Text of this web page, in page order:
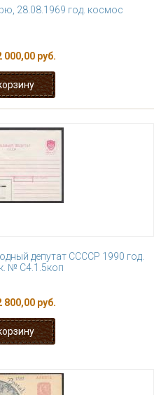
28.08.1969 год. космос
000,00 руб.
депутат ССССР 1990 год.
№ С4.1.5коп
800,00 руб.